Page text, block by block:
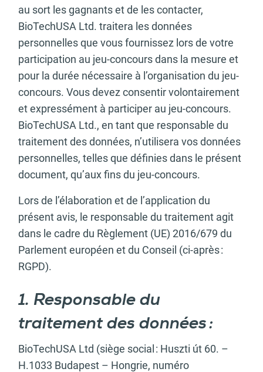
au sort les gagnants et de les contacter,
BioTechUSA Ltd. traitera les données
personnelles que vous fournissez lors de votre
participation au jeu-concours dans la mesure et
pour la durée nécessaire à l’organisation du jeu-
concours. Vous devez consentir volontairement
et expressément à participer au jeu-concours.
BioTechUSA Ltd., en tant que responsable du
traitement des données, n’utilisera vos données
personnelles, telles que définies dans le présent
document, qu’aux fins du jeu-concours.
Lors de l’élaboration et de l’application du
présent avis, le responsable du traitement agit
dans le cadre du Règlement (UE) 2016/679 du
Parlement européen et du Conseil (ci-après :
RGPD).
1. Responsable du
traitement des données :
BioTechUSA Ltd (siège social : Huszti út 60. –
H.1033 Budapest – Hongrie, numéro